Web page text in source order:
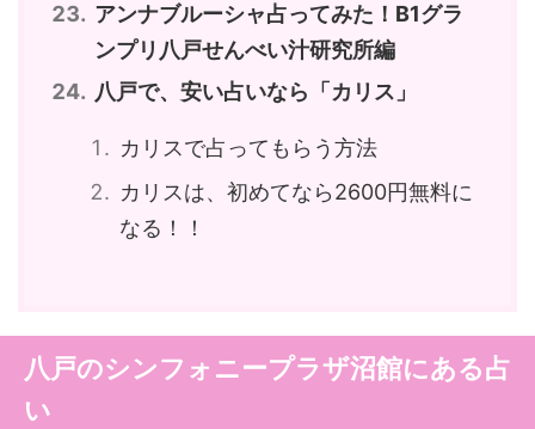
アンナブルーシャ占ってみた！B1グラ
ンプリ八戸せんべい汁研究所編
八戸で、安い占いなら「カリス」
カリスで占ってもらう方法
カリスは、初めてなら2600円無料に
なる！！
八戸のシンフォニープラザ沼館にある占
い